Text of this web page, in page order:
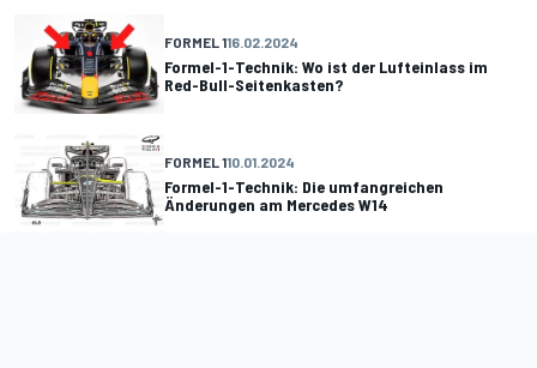
FORMEL 116.02.2024
Formel-1-Technik: Wo ist der Lufteinlass im
Red-Bull-Seitenkasten?
FORMEL 110.01.2024
Formel-1-Technik: Die umfangreichen
Änderungen am Mercedes W14